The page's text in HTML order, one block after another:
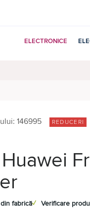
ELECTRONICE
146995 REDUCERI
fabrică✓ Verificare